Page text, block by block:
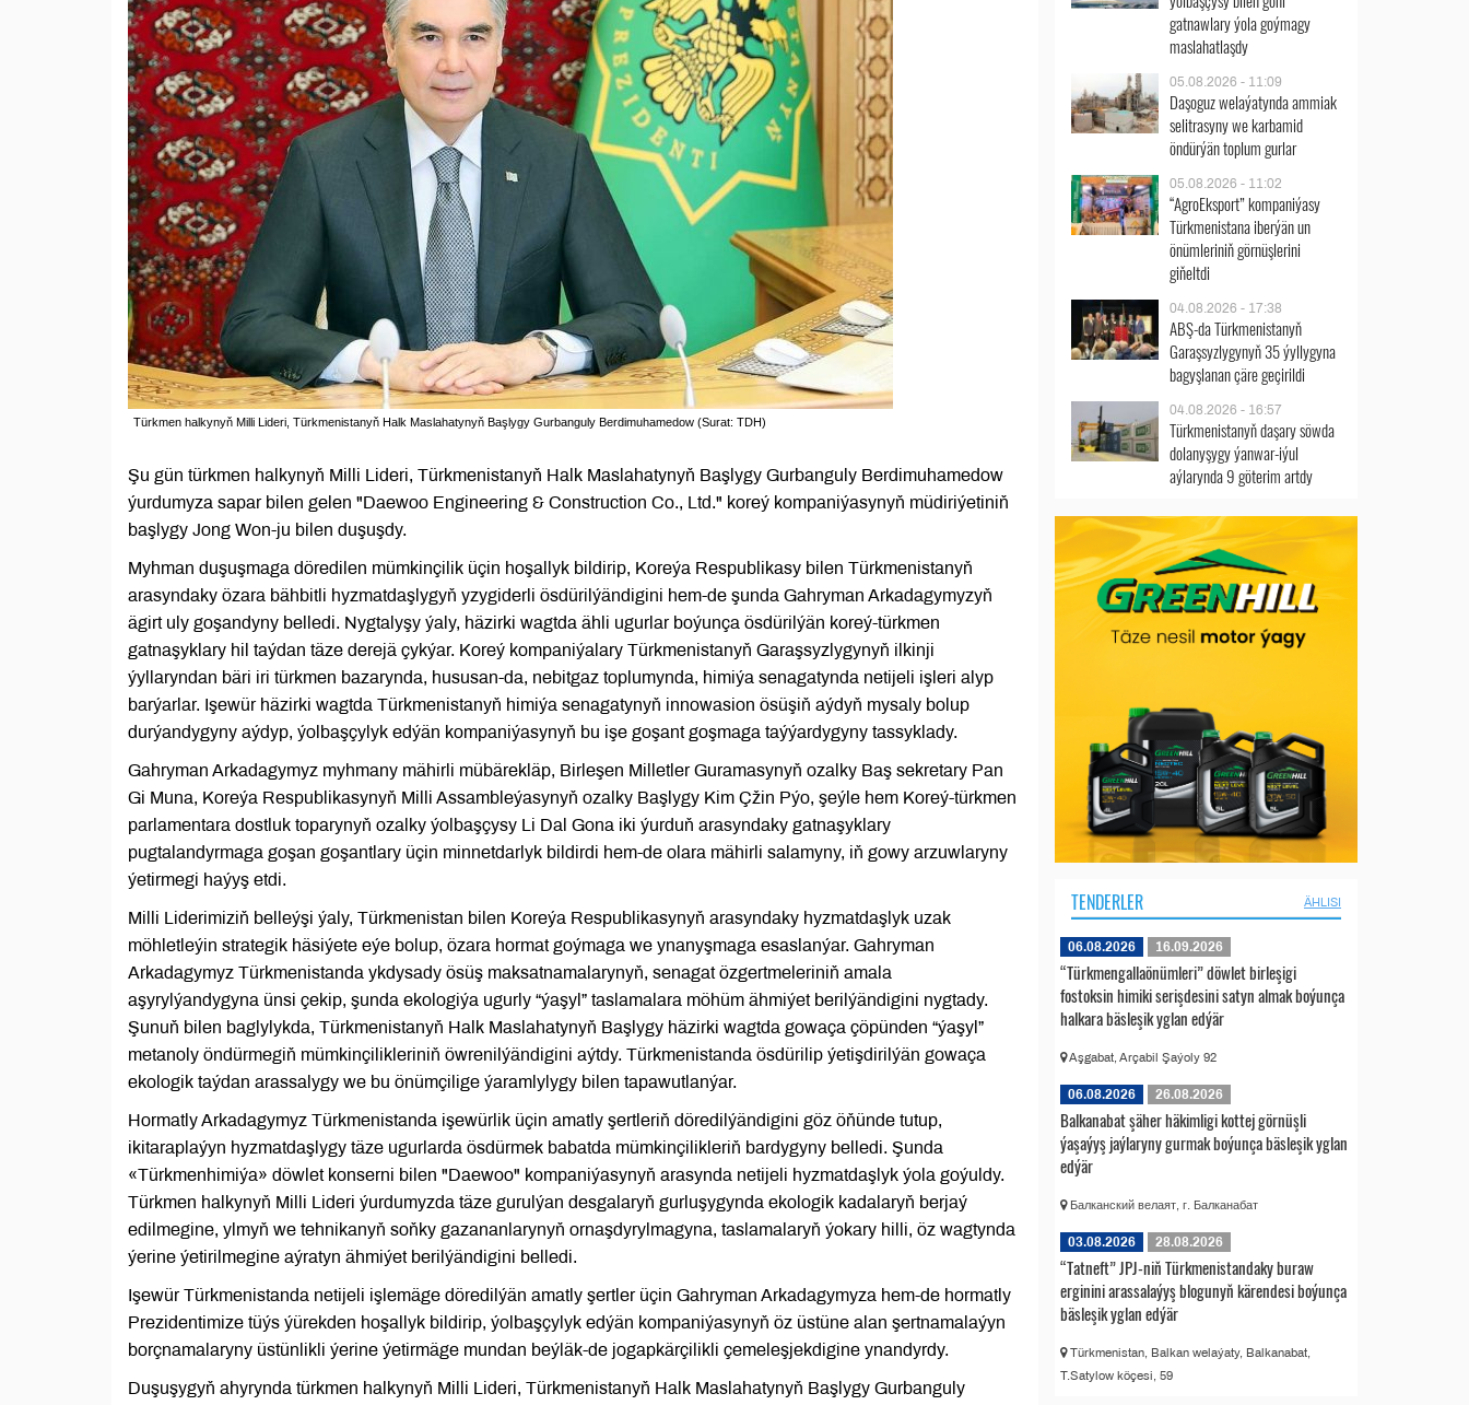
Türkmen halkynyň Milli Lideri, Türkmenistanyň Halk Maslahatynyň Başlygy Gurbanguly Berdimuhamedow (Surat: TDH)
Şu gün türkmen halkynyň Milli Lideri, Türkmenistanyň Halk Maslahatynyň Başlygy Gurbanguly Berdimuhamedow
ýurdumyza sapar bilen gelen "Daewoo Engineering & Construction Co., Ltd." koreý kompaniýasynyň müdiriýetiniň
başlygy Jong Won-ju bilen duşuşdy.
Myhman duşuşmaga döredilen mümkinçilik üçin hoşallyk bildirip, Koreýa Respublikasy bilen Türkmenistanyň
arasyndaky özara bähbitli hyzmatdaşlygyň yzygiderli ösdürilýändigini hem-de şunda Gahryman Arkadagymyzyň
ägirt uly goşandyny belledi. Nygtalyşy ýaly, häzirki wagtda ähli ugurlar boýunça ösdürilýän koreý-türkmen
gatnaşyklary hil taýdan täze derejä çykýar. Koreý kompaniýalary Türkmenistanyň Garaşsyzlygynyň ilkinji
ýyllaryndan bäri iri türkmen bazarynda, hususan-da, nebitgaz toplumynda, himiýa senagatynda netijeli işleri alyp
barýarlar. Işewür häzirki wagtda Türkmenistanyň himiýa senagatynyň innowasion ösüşiň aýdyň mysaly bolup
durýandygyny aýdyp, ýolbaşçylyk edýän kompaniýasynyň bu işe goşant goşmaga taýýardygyny tassyklady.
Gahryman Arkadagymyz myhmany mähirli mübärekläp, Birleşen Milletler Guramasynyň ozalky Baş sekretary Pan
Gi Muna, Koreýa Respublikasynyň Milli Assambleýasynyň ozalky Başlygy Kim Çžin Pýo, şeýle hem Koreý-türkmen
parlamentara dostluk toparynyň ozalky ýolbaşçysy Li Dal Gona iki ýurduň arasyndaky gatnaşyklary
pugtalandyrmaga goşan goşantlary üçin minnetdarlyk bildirdi hem-de olara mähirli salamyny, iň gowy arzuwlaryny
ýetirmegi haýyş etdi.
Milli Liderimiziň belleýşi ýaly, Türkmenistan bilen Koreýa Respublikasynyň arasyndaky hyzmatdaşlyk uzak
möhletleýin strategik häsiýete eýe bolup, özara hormat goýmaga we ynanyşmaga esaslanýar. Gahryman
Arkadagymyz Türkmenistanda ykdysady ösüş maksatnamalarynyň, senagat özgertmeleriniň amala
aşyrylýandygyna ünsi çekip, şunda ekologiýa ugurly “ýaşyl” taslamalara möhüm ähmiýet berilýändigini nygtady.
Şunuň bilen baglylykda, Türkmenistanyň Halk Maslahatynyň Başlygy häzirki wagtda gowaça çöpünden “ýaşyl”
metanoly öndürmegiň mümkinçilikleriniň öwrenilýändigini aýtdy. Türkmenistanda ösdürilip ýetişdirilýän gowaça
ekologik taýdan arassalygy we bu önümçilige ýaramlylygy bilen tapawutlanýar.
Hormatly Arkadagymyz Türkmenistanda işewürlik üçin amatly şertleriň döredilýändigini göz öňünde tutup,
ikitaraplaýyn hyzmatdaşlygy täze ugurlarda ösdürmek babatda mümkinçilikleriň bardygyny belledi. Şunda
«Türkmenhimiýa» döwlet konserni bilen "Daewoo" kompaniýasynyň arasynda netijeli hyzmatdaşlyk ýola goýuldy.
Türkmen halkynyň Milli Lideri ýurdumyzda täze gurulýan desgalaryň gurluşygynda ekologik kadalaryň berjaý
edilmegine, ylmyň we tehnikanyň soňky gazananlarynyň ornaşdyrylmagyna, taslamalaryň ýokary hilli, öz wagtynda
ýerine ýetirilmegine aýratyn ähmiýet berilýändigini belledi.
Işewür Türkmenistanda netijeli işlemäge döredilýän amatly şertler üçin Gahryman Arkadagymyza hem-de hormatly
Prezidentimize tüýs ýürekden hoşallyk bildirip, ýolbaşçylyk edýän kompaniýasynyň öz üstüne alan şertnamalaýyn
borçnamalaryny üstünlikli ýerine ýetirmäge mundan beýläk-de jogapkärçilikli çemeleşjekdigine ynandyrdy.
Duşuşygyň ahyrynda türkmen halkynyň Milli Lideri, Türkmenistanyň Halk Maslahatynyň Başlygy Gurbanguly
gatnawlary ýola goýmagy
maslahatlaşdy
05.08.2026 - 11:09
Daşoguz welaýatynda ammiak
selitrasyny we karbamid
öndürýän toplum gurlar
05.08.2026 - 11:02
“AgroEksport” kompaniýasy
Türkmenistana iberýän un
önümleriniň görnüşlerini
giňeltdi
04.08.2026 - 17:38
ABŞ-da Türkmenistanyň
Garaşsyzlygynyň 35 ýyllygyna
bagyşlanan çäre geçirildi
04.08.2026 - 16:57
Türkmenistanyň daşary söwda
dolanyşygy ýanwar-iýul
aýlarynda 9 göterim artdy
TENDERLER ÄHLISI
06.08.2026 16.09.2026
“Türkmengallaönümleri” döwlet birleşigi
fostoksin himiki serişdesini satyn almak boýunça
halkara bäsleşik yglan edýär
Aşgabat, Arçabil Şaýoly 92
06.08.2026 26.08.2026
Balkanabat şäher häkimligi kottej görnüşli
ýaşaýyş jaýlaryny gurmak boýunça bäsleşik yglan
edýär
Балканский велаят, г. Балканабат
03.08.2026 28.08.2026
“Tatneft” JPJ-niň Türkmenistandaky buraw
erginini arassalaýyş blogunyň kärendesi boýunça
bäsleşik yglan edýär
Türkmenistan, Balkan welaýaty, Balkanabat,
T.Satylow köçesi, 59